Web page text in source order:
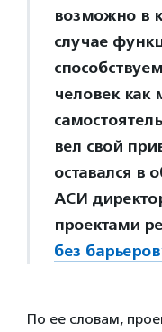
возможно в
случае
человек
вел свой
оставался в
АСИ
проектами
без
По ее словам,